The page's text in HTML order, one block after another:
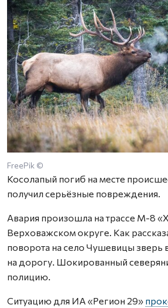
FreePik ©
Косолапый погиб на месте
получил серьёзные повреждения.
Авария произошла на трассе М-8
Верховажском округе. Как
поворота на село Чушевицы зверь
на дорогу. Шокированный
полицию.
Ситуацию для ИА «Регион 29»